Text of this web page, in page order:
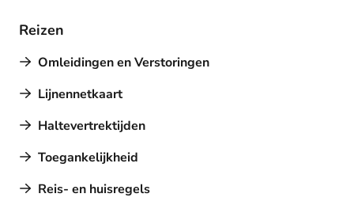
Reizen
Omleidingen en Verstoringen
Lijnennetkaart
Haltevertrektijden
Toegankelijkheid
Reis- en huisregels